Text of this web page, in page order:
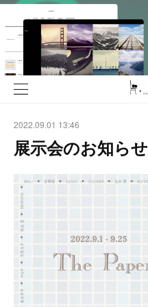
2022.09.01 13:46
展示会のお知らせ